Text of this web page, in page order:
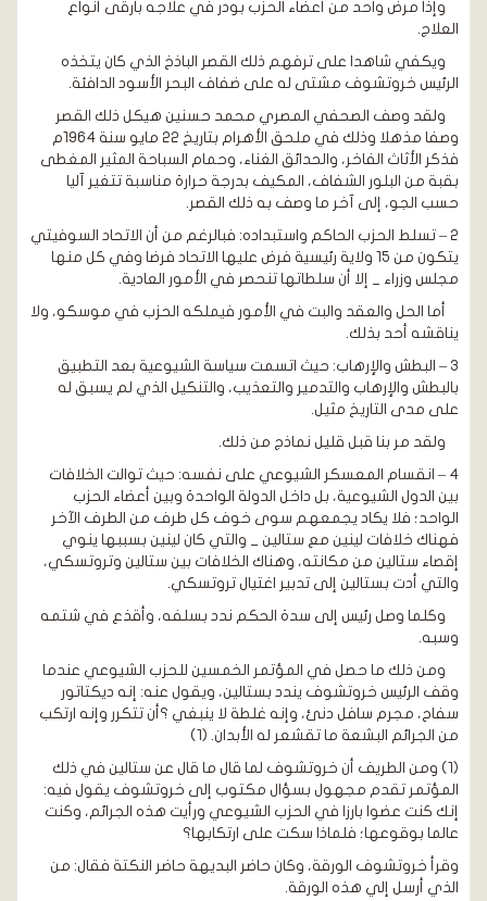
وإذا مرض واحد من أعضاء الحزب بودر في علاجه بأرقى أنواع
العلاج.
ويكفي شاهدا على ترفهم ذلك القصر الباذخ الذي كان يتخذه
الرئيس خروتشوف مشتى له على ضفاف البحر الأسود الدافئة.
ولقد وصف الصحفي المصري محمد حسنين هيكل ذلك القصر
وصفا مذهلا وذلك في ملحق الأهرام بتاريخ 22 مايو سنة 1964م
فذكر الأثاث الفاخر، والحدائق الغناء، وحمام السباحة المثير المغطى
بقبة من البلور الشفاف، المكيف بدرجة حرارة مناسبة تتغير آليا
حسب الجو، إلى آخر ما وصف به ذلك القصر.
2 – تسلط الحزب الحاكم واستبداده: فبالرغم من أن الاتحاد السوفيتي
يتكون من 15 ولاية رئيسية فرض عليها الاتحاد فرضا وفي كل منها
مجلس وزراء _ إلا أن سلطاتها تنحصر في الأمور العادية.
أما الحل والعقد والبت في الأمور فيملكه الحزب في موسكو، ولا
يناقشه أحد بذلك.
3 – البطش والإرهاب: حيث اتسمت سياسة الشيوعية بعد التطبيق
بالبطش والإرهاب والتدمير والتعذيب، والتنكيل الذي لم يسبق له
على مدى التاريخ مثيل.
ولقد مر بنا قبل قليل نماذج من ذلك.
4 – انقسام المعسكر الشيوعي على نفسه: حيث توالت الخلافات
بين الدول الشيوعية، بل داخل الدولة الواحدة وبين أعضاء الحزب
الواحد؛ فلا يكاد يجمعهم سوى خوف كل طرف من الطرف الآخر
فهناك خلافات لينين مع ستالين _ والتي كان لينين بسببها ينوي
إقصاء ستالين من مكانته، وهناك الخلافات بين ستالين وتروتسكي،
والتي أدت بستالين إلى تدبير اغتيال تروتسكي.
وكلما وصل رئيس إلى سدة الحكم ندد بسلفه، وأقذع في شتمه
وسبه.
ومن ذلك ما حصل في المؤتمر الخمسين للحزب الشيوعي عندما
وقف الرئيس خروتشوف يندد بستالين، ويقول عنه: إنه ديكتاتور
سفاح، مجرم سافل دنئ، وإنه غلطة لا ينبغي ؟أن تتكرر وإنه ارتكب
من الجرائم البشعة ما تقشعر له الأبدان. (1)
(1) ومن الطريف أن خروتشوف لما قال ما قال عن ستالين في ذلك
المؤتمر تقدم مجهول بسؤال مكتوب إلى خروتشوف يقول فيه:
إنك كنت عضوا بارزا في الحزب الشيوعي ورأيت هذه الجرائم، وكنت
عالما بوقوعها؛ فلماذا سكت على ارتكابها؟
وقرأ خروتشوف الورقة، وكان حاضر البديهة حاضر النكتة فقال: من
الذي أرسل إلي هذه الورقة.